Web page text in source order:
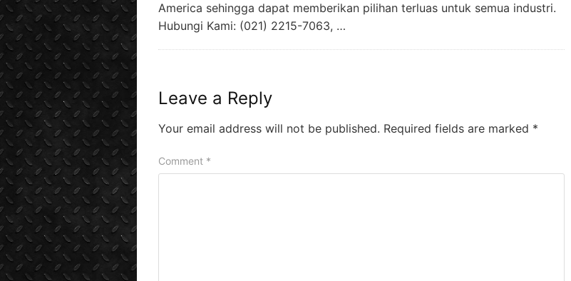
America sehingga dapat memberikan pilihan terluas untuk semua industri.
Hubungi Kami: (021) 2215-7063, …
Leave a Reply
Your email address will not be published. Required fields are marked *
Comment *